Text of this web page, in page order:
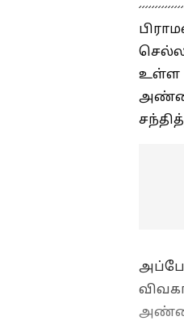
செல்ல
உள்ள